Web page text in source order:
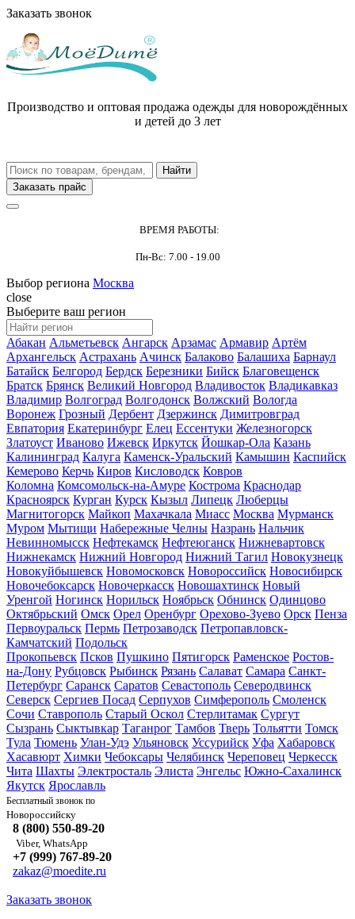
Заказать звонок
Производство и оптовая продажа одежды для новорождённых
и детей до 3 лет
Заказать прайс
ВРЕМЯ РАБОТЫ:
Пн-Вс: 7.00 - 19.00
Выбор региона Москва
close
Выберите ваш регион
Абакан Альметьевск Ангарск Арзамас Армавир Артём
Архангельск Астрахань Ачинск Балаково Балашиха Барнаул
Батайск Белгород Бердск Березники Бийск Благовещенск
Братск Брянск Великий Новгород Владивосток Владикавказ
Владимир Волгоград Волгодонск Волжский Вологда
Воронеж Грозный Дербент Дзержинск Димитровград
Евпатория Екатеринбург Елец Ессентуки Железногорск
Златоуст Иваново Ижевск Иркутск Йошкар-Ола Казань
Калининград Калуга Каменск-Уральский Камышин Каспийск
Кемерово Керчь Киров Кисловодск Ковров
Коломна Комсомольск-на-Амуре Кострома Краснодар
Красноярск Курган Курск Кызыл Липецк Люберцы
Магнитогорск Майкоп Махачкала Миасс Москва Мурманск
Муром Мытищи Набережные Челны Назрань Нальчик
Невинномысск Нефтекамск Нефтеюганск Нижневартовск
Нижнекамск Нижний Новгород Нижний Тагил Новокузнецк
Новокуйбышевск Новомосковск Новороссийск Новосибирск
Новочебоксарск Новочеркасск Новошахтинск Новый
Уренгой Ногинск Норильск Ноябрьск Обнинск Одинцово
Октябрьский Омск Орел Оренбург Орехово-Зуево Орск Пенза
Первоуральск Пермь Петрозаводск Петропавловск-
Камчатский Подольск
Прокопьевск Псков Пушкино Пятигорск Раменское Ростов-
на-Дону Рубцовск Рыбинск Рязань Салават Самара Санкт-
Петербург Саранск Саратов Севастополь Северодвинск
Северск Сергиев Посад Серпухов Симферополь Смоленск
Сочи Ставрополь Старый Оскол Стерлитамак Сургут
Сызрань Сыктывкар Таганрог Тамбов Тверь Тольятти Томск
Тула Тюмень Улан-Удэ Ульяновск Уссурийск Уфа Хабаровск
Хасавюрт Химки Чебоксары Челябинск Череповец Черкесск
Чита Шахты Электросталь Элиста Энгельс Южно-Сахалинск
Якутск Ярославль
Бесплатный звонок по
Новороссийску
8 (800) 550-89-20
Viber, WhatsApp
+7 (999) 767-89-20
zakaz@moedite.ru
Заказать звонок